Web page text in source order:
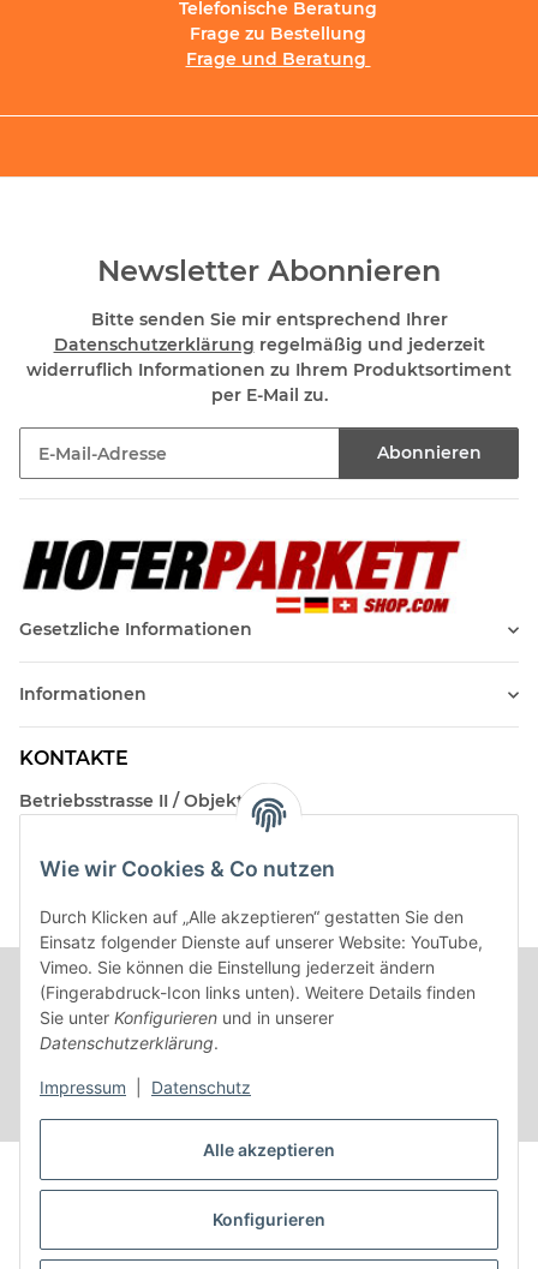
Alle akzeptieren
Konfigurieren
Wie wir Cookies & Co nutzen
Durch Klicken auf „Alle akzeptieren“ gestatten Sie den
Einsatz folgender Dienste auf unserer Website: YouTube,
Vimeo. Sie können die Einstellung jederzeit ändern
(Fingerabdruck-Icon links unten). Weitere Details finden
Sie unter Konfigurieren und in unserer
Datenschutzerklärung.
Impressum Datenschutz
Telefonische Beratung
Frage zu Bestellung
Frage und Beratung
Newsletter Abonnieren
Bitte senden Sie mir entsprechend Ihrer
Datenschutzerklärung regelmäßig und jederzeit
widerruflich Informationen zu Ihrem Produktsortiment
per E-Mail zu.
Abonnieren
Gesetzliche Informationen
Informationen
KONTAKTE
Betriebsstrasse II / Objekt 17
Kontakt
Vertrag widerrufen
* Alle Preise inkl. gesetzlicher USt.